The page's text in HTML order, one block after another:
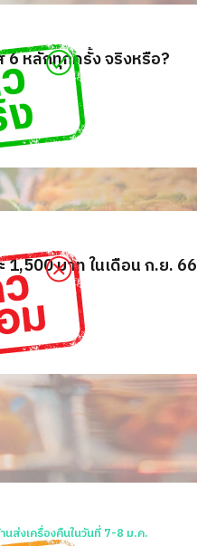
6 หลักทุกครั้ง จริงหรือ?
บาท ในเดือน ก.ย. 66